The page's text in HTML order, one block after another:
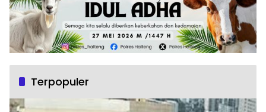
Terpopuler